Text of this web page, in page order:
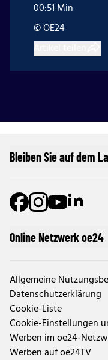
00:51 Min
© OE24
Online Netzwerk oe24
Allgemeine
Datenschutzerklärung
Cookie-Liste
Cookie-Einstellungen
Werben im oe24-
Werben auf oe24TV
Bleiben Sie auf dem